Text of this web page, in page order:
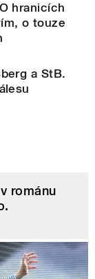
hranicích
o touze
a StB.
románu